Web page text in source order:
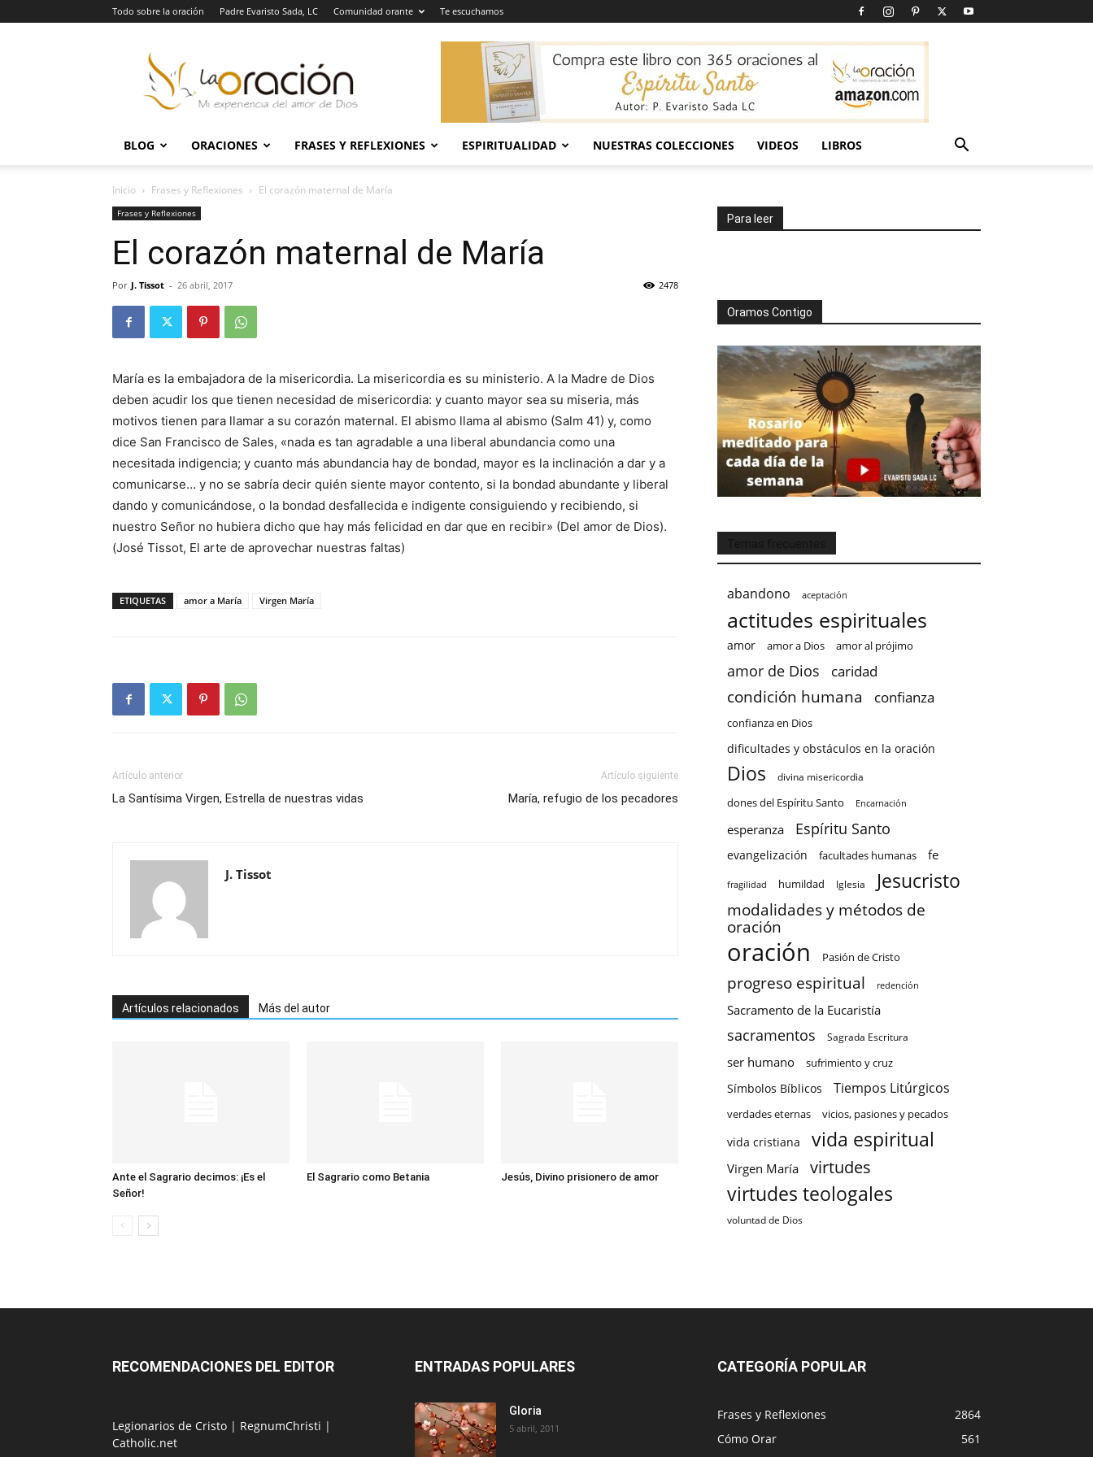
Todo sobre la oración Padre Evaristo Sada, LC Comunidad orante Te escuchamos
Oración
BLOG ORACIONES FRASES Y REFLEXIONES ESPIRITUALIDAD NUESTRAS COLECCIONES VIDEOS LIBROS
Inicio Frases y Reflexiones El corazón maternal de María
Frases y Reflexiones
El corazón maternal de María
Por J. Tissot - 26 abril, 2017 2478
María es la embajadora de la misericordia. La misericordia es su ministerio. A la Madre de Dios
deben acudir los que tienen necesidad de misericordia: y cuanto mayor sea su miseria, más
motivos tienen para llamar a su corazón maternal. El abismo llama al abismo (Salm 41) y, como
dice San Francisco de Sales, «nada es tan agradable a una liberal abundancia como una
necesitada indigencia; y cuanto más abundancia hay de bondad, mayor es la inclinación a dar y a
comunicarse… y no se sabría decir quién siente mayor contento, si la bondad abundante y liberal
dando y comunicándose, o la bondad desfallecida e indigente consiguiendo y recibiendo, si
nuestro Señor no hubiera dicho que hay más felicidad en dar que en recibir» (Del amor de Dios).
(José Tissot, El arte de aprovechar nuestras faltas)
ETIQUETAS amor a María Virgen María
Artículo anterior
La Santísima Virgen, Estrella de nuestras vidas
Artículo siguiente
María, refugio de los pecadores
J. Tissot
Artículos relacionados Más del autor
Ante el Sagrario decimos: ¡Es el
Señor!
El Sagrario como Betania Jesús, Divino prisionero de amor
Para leer
Oramos Contigo
abandono aceptación
actitudes espirituales
amor amor a Dios amor al prójimo
amor de Dios caridad
condición humana confianza
confianza en Dios
dificultades y obstáculos en la oración
Dios divina misericordia
dones del Espíritu Santo Encarnación
esperanza Espíritu Santo
evangelización facultades humanas fe
fragilidad humildad Iglesia Jesucristo
modalidades y métodos de
oración
oración Pasión de Cristo
progreso espiritual redención
Sacramento de la Eucaristía
sacramentos Sagrada Escritura
ser humano sufrimiento y cruz
Símbolos Bíblicos Tiempos Litúrgicos
verdades eternas vicios, pasiones y pecados
vida cristiana vida espiritual
Virgen María virtudes
virtudes teologales
voluntad de Dios
RECOMENDACIONES DEL EDITOR
Legionarios de Cristo | RegnumChristi |
Catholic.net
ENTRADAS POPULARES
Gloria
5 abril, 2011
CATEGORÍA POPULAR
Frases y Reflexiones
2864
Cómo Orar
561